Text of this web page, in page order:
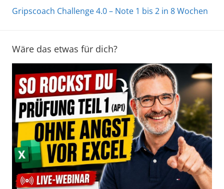
Gripscoach Challenge 4.0 – Note 1 bis 2 in 8 Wochen
Wäre das etwas für dich?